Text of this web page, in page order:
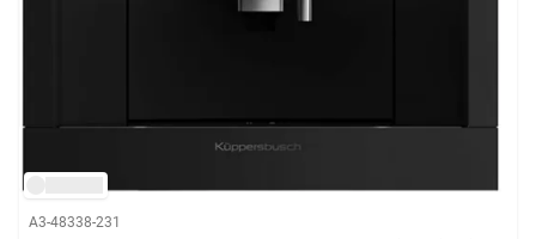
A3-48338-231